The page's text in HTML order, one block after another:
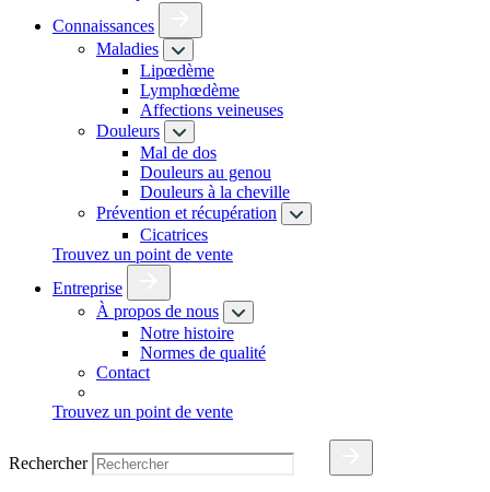
Connaissances
Maladies
Lipœdème
Lymphœdème
Affections veineuses
Douleurs
Mal de dos
Douleurs au genou
Douleurs à la cheville
Prévention et récupération
Cicatrices
Trouvez un point de vente
Entreprise
À propos de nous
Notre histoire
Normes de qualité
Contact
Trouvez un point de vente
Rechercher